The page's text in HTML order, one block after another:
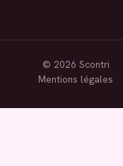
© 2026 Scontri
Mentions légales